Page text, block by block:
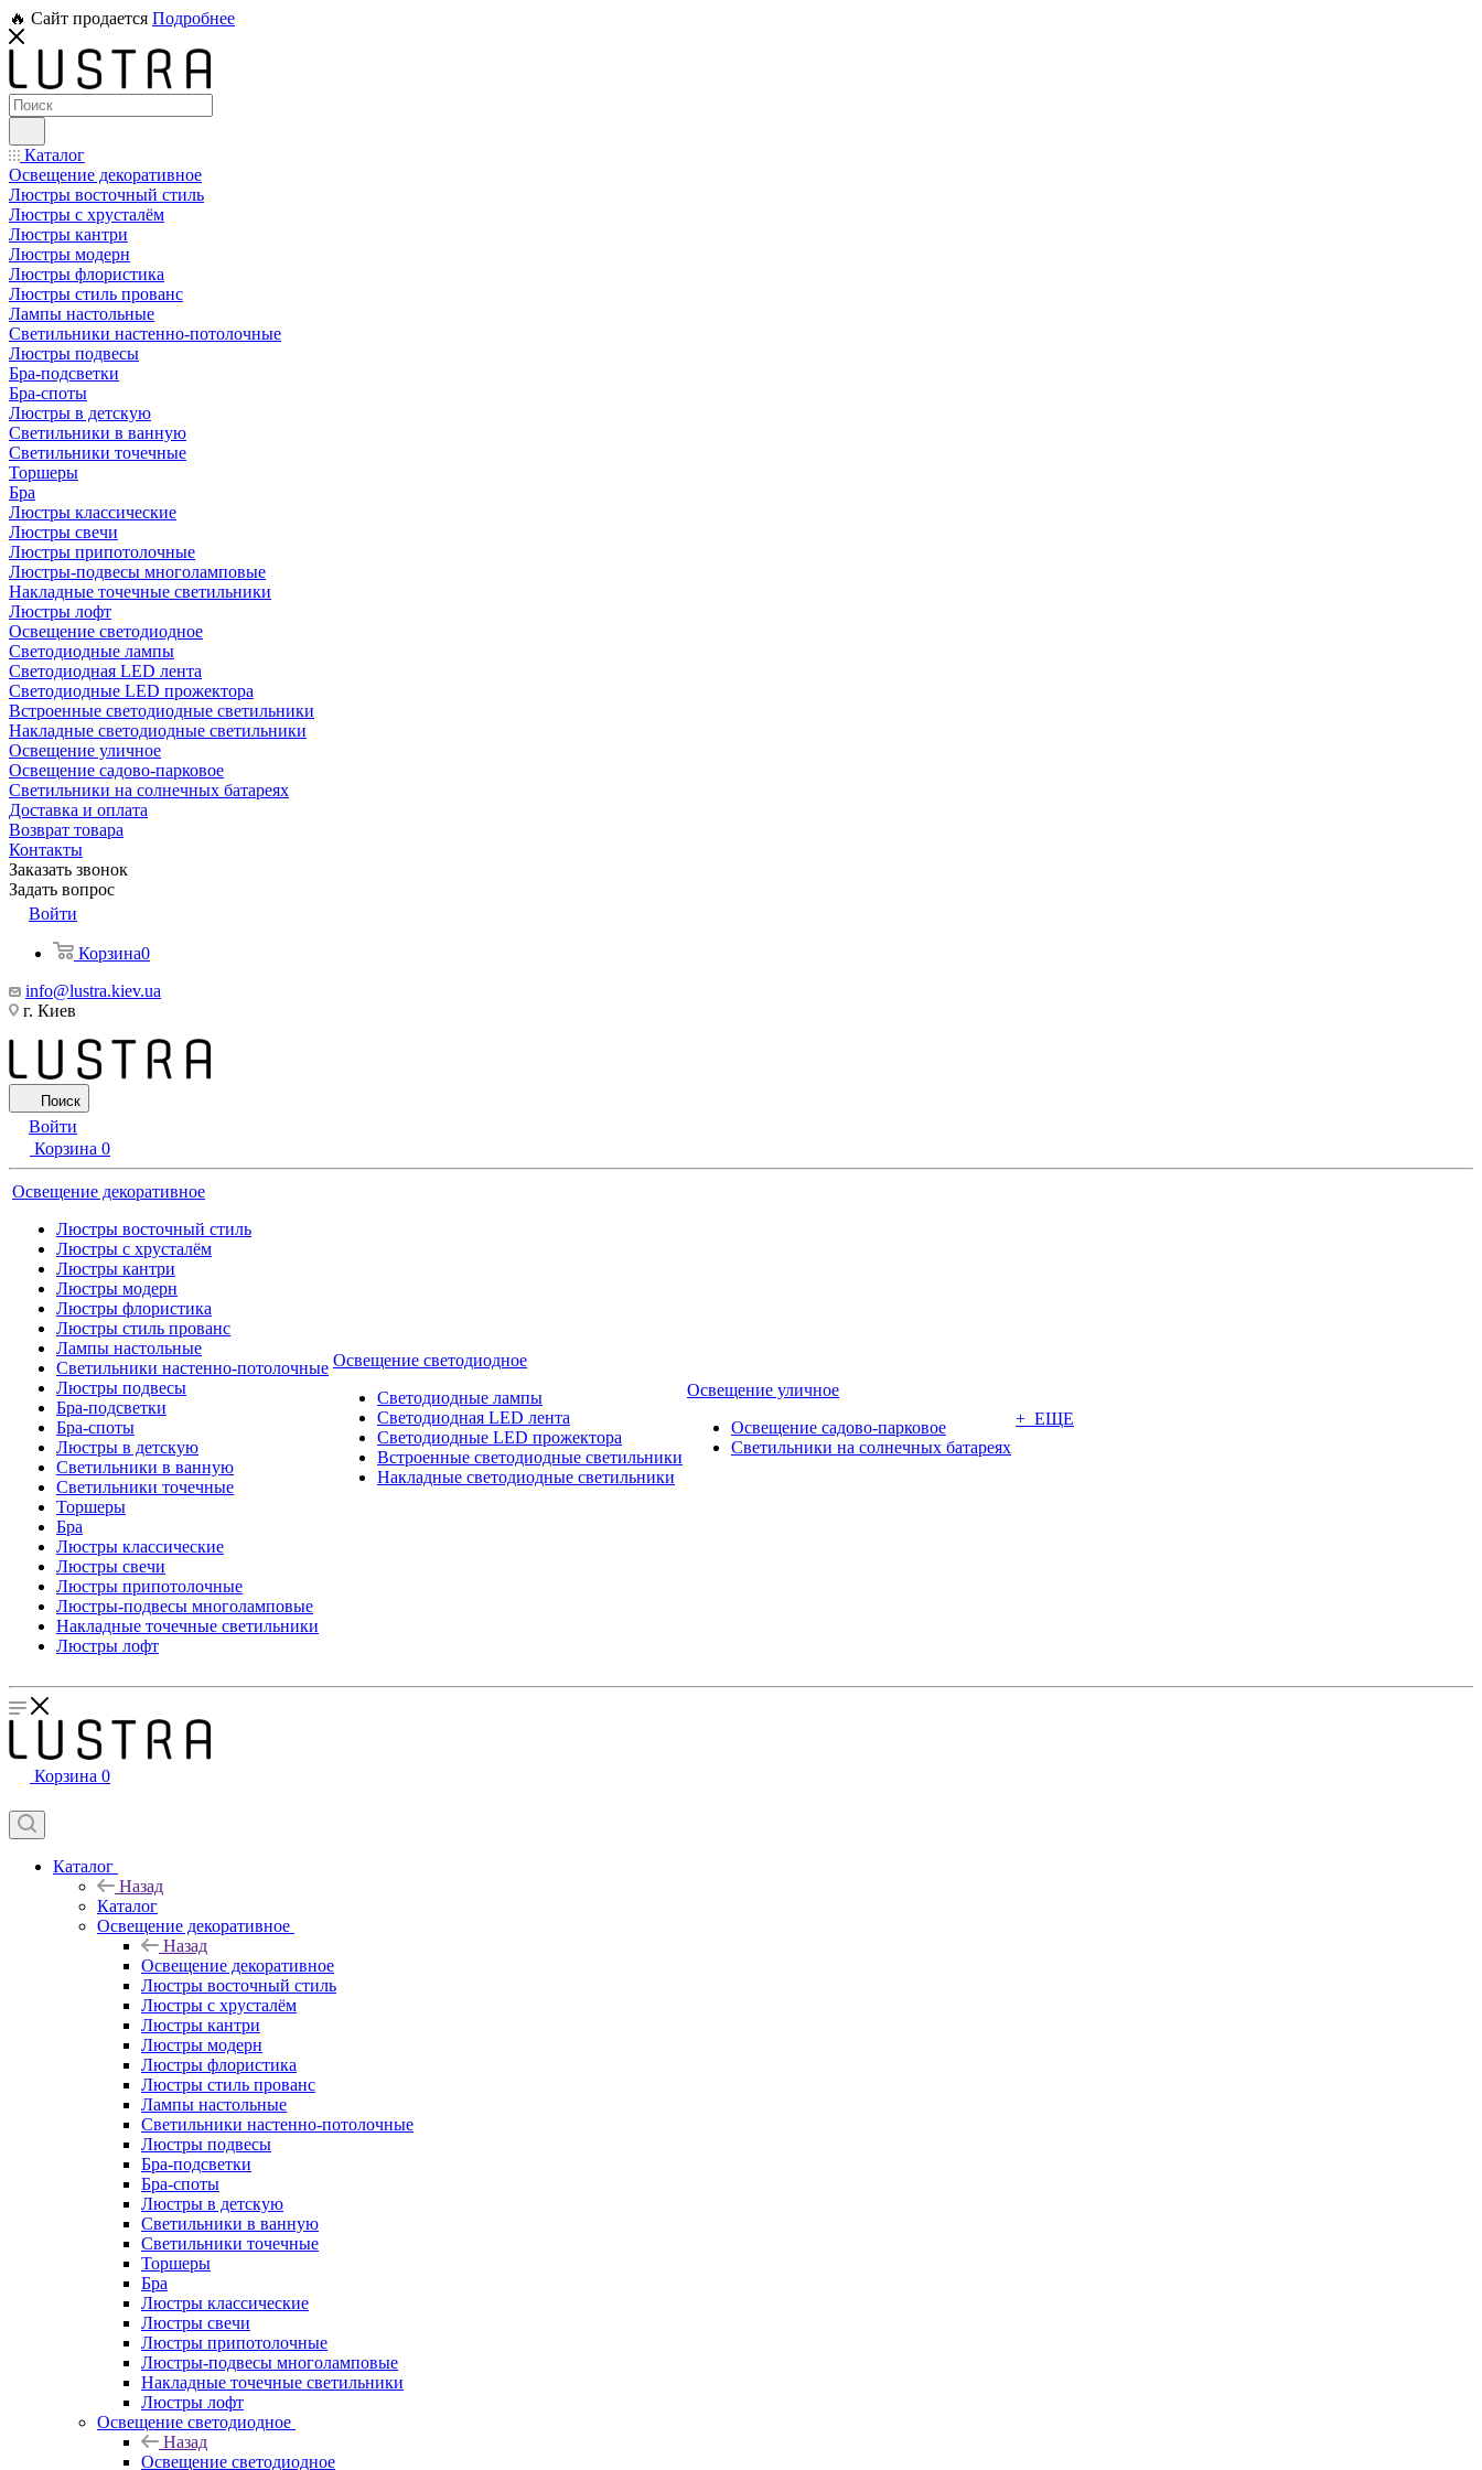
🔥 Сайт продается Подробнее
Каталог
Освещение декоративное
Люстры восточный стиль
Люстры с хрусталём
Люстры кантри
Люстры модерн
Люстры флористика
Люстры стиль прованс
Лампы настольные
Светильники настенно-потолочные
Люстры подвесы
Бра-подсветки
Бра-споты
Люстры в детскую
Светильники в ванную
Светильники точечные
Торшеры
Бра
Люстры классические
Люстры свечи
Люстры припотолочные
Люстры-подвесы многоламповые
Накладные точечные светильники
Люстры лофт
Освещение светодиодное
Светодиодные лампы
Светодиодная LED лента
Светодиодные LED прожектора
Встроенные светодиодные светильники
Накладные светодиодные светильники
Освещение уличное
Освещение садово-парковое
Светильники на солнечных батареях
Доставка и оплата
Возврат товара
Контакты
Заказать звонок
Задать вопрос
Войти
Корзина0
info@lustra.kiev.ua
г. Киев
Поиск
Войти
Корзина 0
Освещение декоративное
Люстры восточный стиль
Люстры с хрусталём
Люстры кантри
Люстры модерн
Люстры флористика
Люстры стиль прованс
Лампы настольные
Светильники настенно-потолочные
Люстры подвесы
Бра-подсветки
Бра-споты
Люстры в детскую
Светильники в ванную
Светильники точечные
Торшеры
Бра
Люстры классические
Люстры свечи
Люстры припотолочные
Люстры-подвесы многоламповые
Накладные точечные светильники
Люстры лофт
Освещение светодиодное
Светодиодные лампы
Светодиодная LED лента
Светодиодные LED прожектора
Встроенные светодиодные светильники
Накладные светодиодные светильники
Освещение уличное
Освещение садово-парковое
Светильники на солнечных батареях
+ ЕЩЕ
Корзина 0
Каталог
Назад
Каталог
Освещение декоративное
Назад
Освещение декоративное
Люстры восточный стиль
Люстры с хрусталём
Люстры кантри
Люстры модерн
Люстры флористика
Люстры стиль прованс
Лампы настольные
Светильники настенно-потолочные
Люстры подвесы
Бра-подсветки
Бра-споты
Люстры в детскую
Светильники в ванную
Светильники точечные
Торшеры
Бра
Люстры классические
Люстры свечи
Люстры припотолочные
Люстры-подвесы многоламповые
Накладные точечные светильники
Люстры лофт
Освещение светодиодное
Назад
Освещение светодиодное